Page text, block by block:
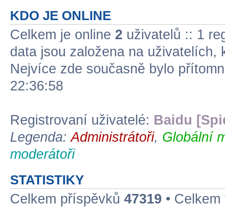
KDO JE ONLINE
Celkem je online 2 uživatelů :: 1
data jsou založena na
Nejvíce zde současně bylo
22:36:58
Registrovaní uživatelé: Baidu
Legenda:Administrátoři, Globální
moderátoři
STATISTIKY
Celkem příspěvků 47319 •